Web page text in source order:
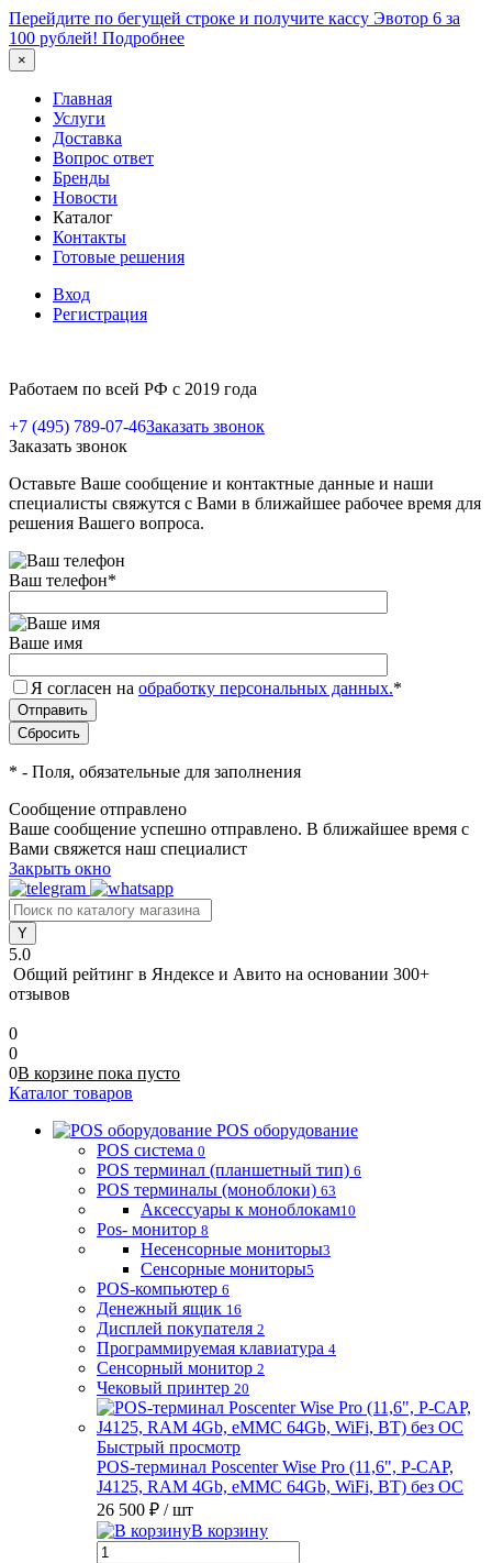
Перейдите по бегущей строке и получите кассу Эвотор 6 за
100 рублей! Подробнее
×
Главная
Услуги
Доставка
Вопрос ответ
Бренды
Новости
Каталог
Контакты
Готовые решения
Вход
Регистрация
Работаем по всей РФ с 2019 года
+7 (495) 789-07-46Заказать звонок
Заказать звонок
Оставьте Ваше сообщение и контактные данные и наши
специалисты свяжутся с Вами в ближайшее рабочее время для
решения Вашего вопроса.
Ваш телефон*
Ваше имя
Я согласен на обработку персональных данных.*
* - Поля, обязательные для заполнения
Сообщение отправлено
Ваше сообщение успешно отправлено. В ближайшее время с
Вами свяжется наш специалист
Закрыть окно
5.0
Общий рейтинг в Яндексе и Авито на основании 300+
отзывов
0
0
0В корзине пока пусто
Каталог товаров
POS оборудование
POS система 0
POS терминал (планшетный тип) 6
POS терминалы (моноблоки) 63
Аксессуары к моноблокам10
Pos- монитор 8
Несенсорные мониторы3
Сенсорные мониторы5
POS-компьютер 6
Денежный ящик 16
Дисплей покупателя 2
Программируемая клавиатура 4
Сенсорный монитор 2
Чековый принтер 20
Быстрый просмотр
POS-терминал Poscenter Wise Pro (11,6", P-CAP,
J4125, RAM 4Gb, eMMC 64Gb, WiFi, BT) без ОС
26 500 ₽ / шт
В корзину